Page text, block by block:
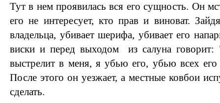
Тут в нем проявилась вся его сущность. Он
его не интересует, кто прав и виноват.
владельца, убивает шерифа, убивает его
виски и перед выходом из салуна говорит:
выстрелит в меня, я убью его, убью всех его
После этого он уезжает, а местные ковбои
сделать.